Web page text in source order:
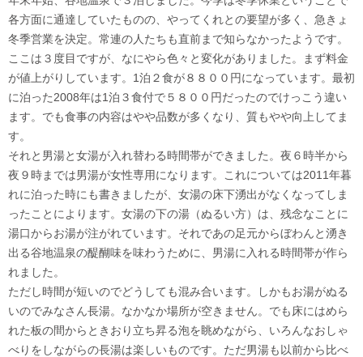
各方面に通達していたものの、やってくれとの要望が多く、急きょ
冬季営業を決定。常連の人たちも直前まで知らなかったようです。
ここは３度目ですが、なにやら色々と変化がありました。まず料金
が値上がりしています。1泊２食が８８００円になっています。最初
に泊った2008年は1泊３食付で５８００円だったのでけっこう違い
ます。でも食事の内容はやや品数が多くなり、質もやや向上してま
す。
それと男湯と女湯が入れ替わる時間帯ができました。夜６時半から
夜９時までは男湯が女性専用になります。これについては2011年暮
れに泊った時にも書きましたが、女湯の床下湧出がなくなってしま
ったことによります。女湯の下の湯（ぬるい方）は、残念なことに
湯口からお湯が注がれています。それであの足元からぼわんと湧き
出る谷地温泉の醍醐味を味わうために、男湯に入れる時間帯が作ら
れました。
ただし時間が短いのでどうしても混み合います。しかもお湯がぬる
いのでみなさん長湯。なかなか場所が空きません。でも床にはめら
れた板の間からときおり立ち昇る泡を眺めながら、いろんなおしゃ
べりをしながらの長湯は楽しいものです。ただ男湯も以前から比べ